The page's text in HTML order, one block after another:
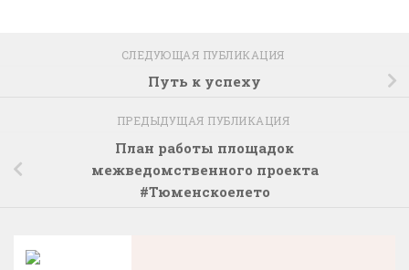
СЛЕДУЮЩАЯ ПУБЛИКАЦИЯ
Путь к успеху
ПРЕДЫДУЩАЯ ПУБЛИКАЦИЯ
План работы площадок
межведомственного проекта
#Тюменскоелето